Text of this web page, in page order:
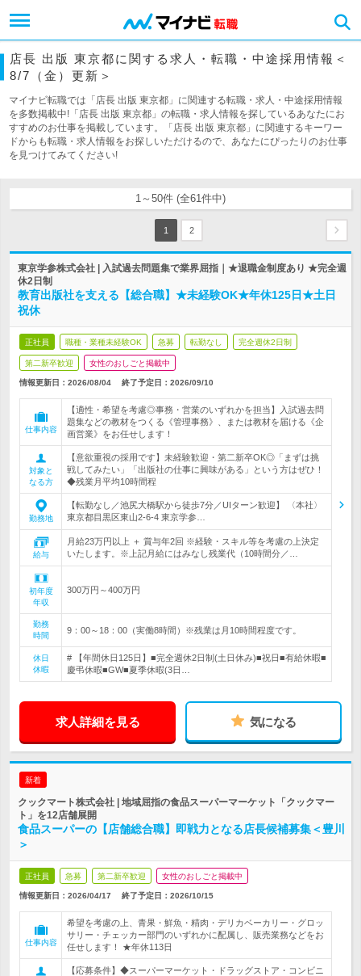
店長 出版 東京都に関する求人・転職・中途採用情報＜
8/7（金）更新＞
マイナビ転職では「店長 出版 東京都」に関連する転職・求人・中途採用情報
を多数掲載中!「店長 出版 東京都」の転職・求人情報を探しているあなたにお
すすめのお仕事を掲載しています。「店長 出版 東京都」に関連するキーワー
ドからも転職・求人情報をお探しいただけるので、あなたにぴったりのお仕事
を見つけてみてください!
1～50件 (全61件中)
1 2
東京学参株式会社 | 入試過去問題集で業界屈指｜★退職金制度あり ★完全週
休2日制
教育出版社を支える【総合職】★未経験OK★年休125日★土日
祝休
正社員 職種・業種未経験OK 急募 転勤なし 完全週休2日制
第二新卒歓迎 女性のおしごと掲載中
情報更新日：2026/08/04 終了予定日： 2026/09/10
仕事内容
【適性・希望を考慮◎事務・営業のいずれかを担当】入試過去問
題集などの教材をつくる《管理事務》、または教材を届ける《企
画営業》をお任せします！
対象と
なる方
【意欲重視の採用です】未経験歓迎・第二新卒OK◎「まずは挑
戦してみたい」「出版社の仕事に興味がある」という方はぜひ！
◆残業月平均10時間程
勤務地
【転勤なし／池尻大橋駅から徒歩7分／UIターン歓迎】 〈本社〉
東京都目黒区東山2-6-4 東京学参…
給与
月給23万円以上 ＋ 賞与年2回 ※経験・スキル等を考慮の上決定
いたします。※上記月給にはみなし残業代（10時間分／…
初年度
年収
300万円～400万円
勤務
時間
9：00～18：00（実働8時間）※残業は月10時間程度です。
休日
休暇
# 【年間休日125日】■完全週休2日制(土日休み)■祝日■有給休暇■
慶弔休暇■GW■夏季休暇(3日…
求人詳細を見る 気になる
新着
クックマート株式会社 | 地域屈指の食品スーパーマーケット「クックマー
ト」を12店舗展開
食品スーパーの【店舗総合職】即戦力となる店長候補募集＜豊川
＞
正社員 急募 第二新卒歓迎 女性のおしごと掲載中
情報更新日：2026/04/17 終了予定日： 2026/10/15
仕事内容
希望を考慮の上、青果・鮮魚・精肉・デリカベーカリー・グロッ
サリー・チェッカー部門のいずれかに配属し、販売業務などをお
任せします！ ★年休113日
【応募条件】◆スーパーマーケット・ドラッグストア・コンビニ